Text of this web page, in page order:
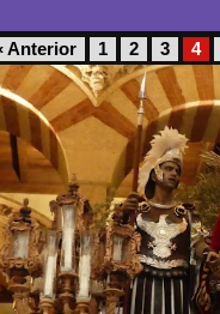
Anterior 1 2 3 4